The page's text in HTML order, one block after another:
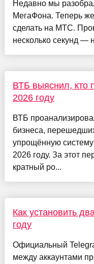
Недавно мы
МегаФона. Теперь
сделать на МТС.
несколько секунд —
ВТБ выяснил, кто
2026 году
ВТБ
бизнеса,
упрощённую
2026 году. За этот
кратный ро...
Как установить
году
Официальный
между аккаунтами